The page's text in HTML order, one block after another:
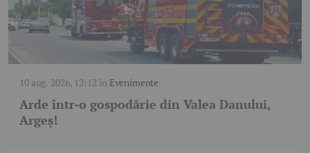
10 aug. 2026, 12:12 în Evenimente
Arde într-o gospodărie din Valea Danului,
Argeș!